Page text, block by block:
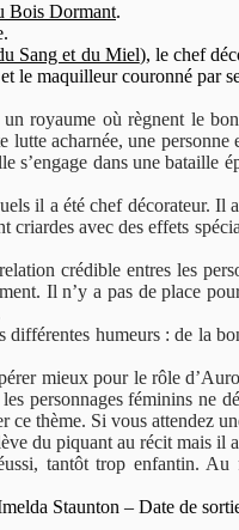
Bois Dormant.
Sang et du Miel), le chef
le maquilleur couronné par
où règnent le
acharnée, une
dans une bataille
il a été chef décorateur. Il
avec des effets
crédible entres les
Il n’y a pas de place
humeurs : de la
mieux pour le rôle
personnages féminins ne
thème. Si vous attendez
du piquant au récit mais il
tantôt trop enfantin.
Staunton – Date de